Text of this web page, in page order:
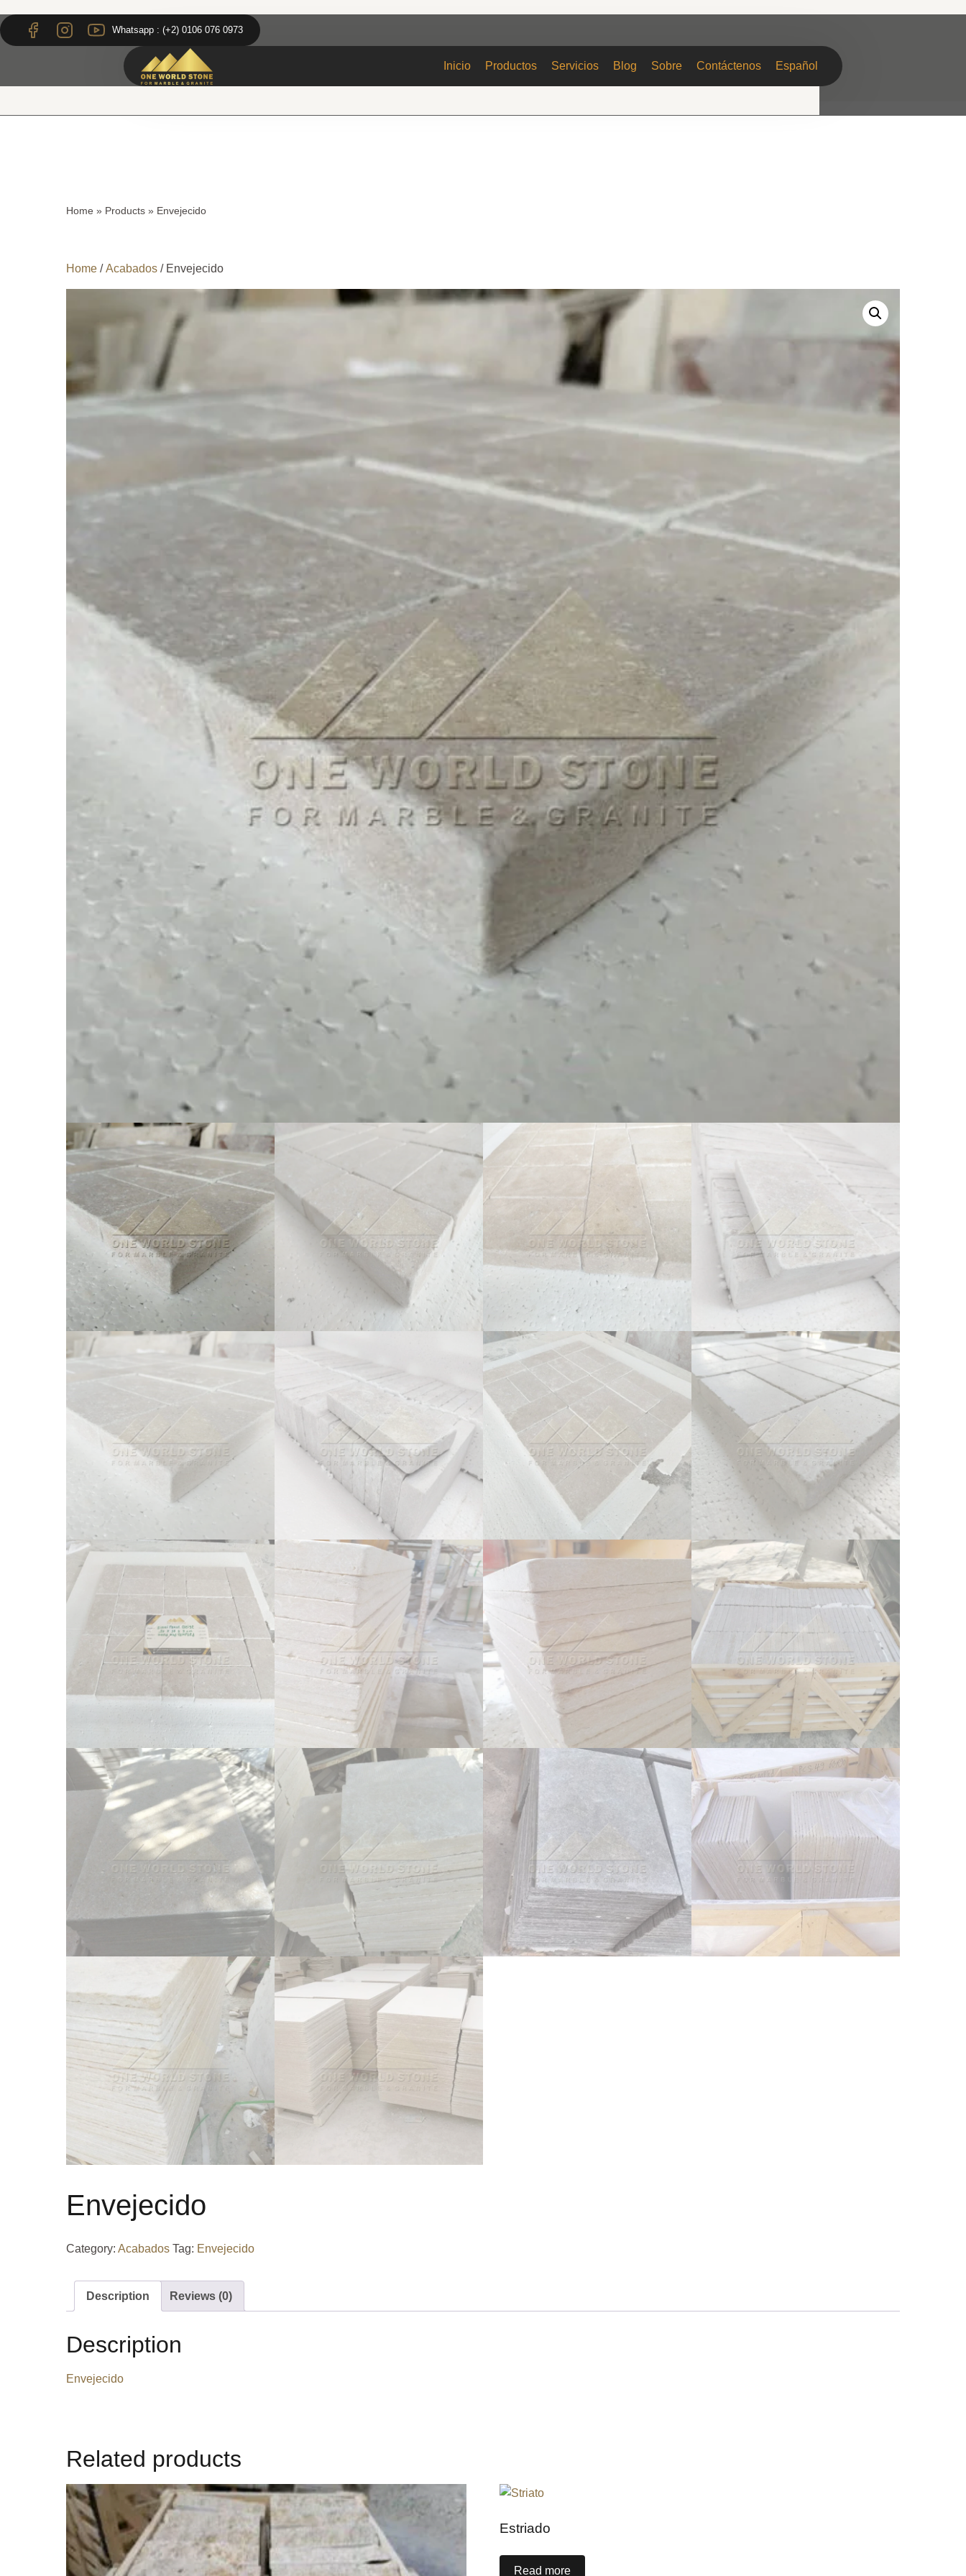
Whatsapp : (+2) 0106 076 0973
Inicio Productos Servicios Blog Sobre Contáctenos Español
to
content
to
content
Home » Products » Envejecido
Home /Acabados / Envejecido
Envejecido
Category: Acabados Tag: Envejecido
Description Reviews (0)
Description
Envejecido
Related products
Estriado
Read more